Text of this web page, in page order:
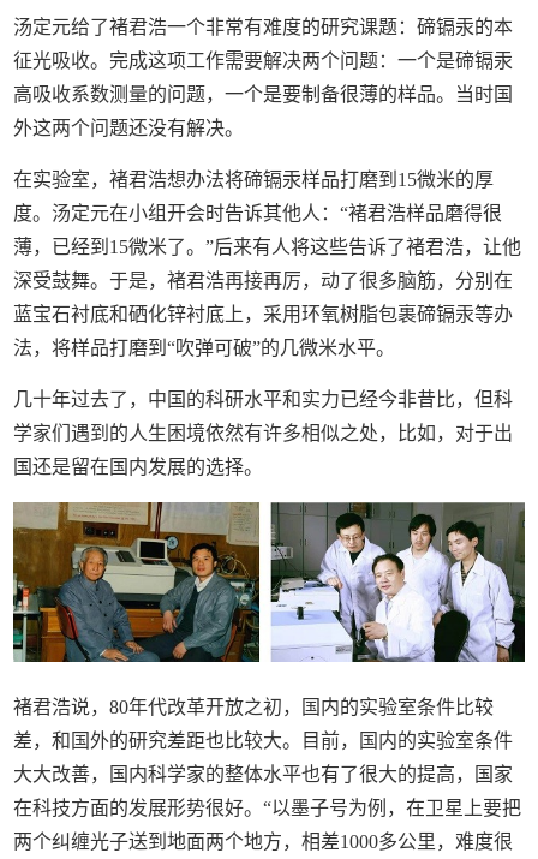
汤定元给了褚君浩一个非常有难度的研究课题：碲镉汞的本
征光吸收。完成这项工作需要解决两个问题：一个是碲镉汞
高吸收系数测量的问题，一个是要制备很薄的样品。当时国
外这两个问题还没有解决。
在实验室，褚君浩想办法将碲镉汞样品打磨到15微米的厚
度。汤定元在小组开会时告诉其他人：“褚君浩样品磨得很
薄，已经到15微米了。”后来有人将这些告诉了褚君浩，让他
深受鼓舞。于是，褚君浩再接再厉，动了很多脑筋，分别在
蓝宝石衬底和硒化锌衬底上，采用环氧树脂包裹碲镉汞等办
法，将样品打磨到“吹弹可破”的几微米水平。
几十年过去了，中国的科研水平和实力已经今非昔比，但科
学家们遇到的人生困境依然有许多相似之处，比如，对于出
国还是留在国内发展的选择。
褚君浩说，80年代改革开放之初，国内的实验室条件比较
差，和国外的研究差距也比较大。目前，国内的实验室条件
大大改善，国内科学家的整体水平也有了很大的提高，国家
在科技方面的发展形势很好。“以墨子号为例，在卫星上要把
两个纠缠光子送到地面两个地方，相差1000多公里，难度很